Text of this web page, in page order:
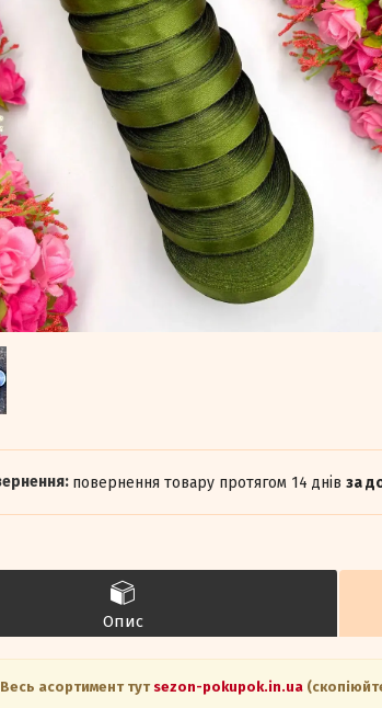
повернення товару протягом 14 днів за
Опис
Весь асортимент тут sezon-pokupok.in.ua